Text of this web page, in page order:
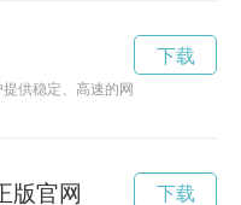
供稳定、高速的网络加速服务，
下载
版官网 下载